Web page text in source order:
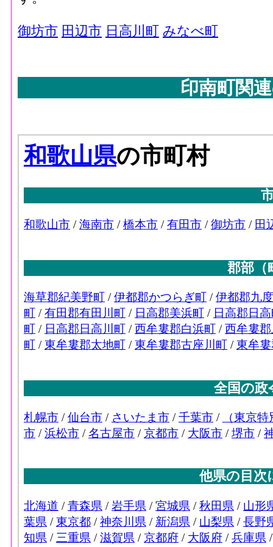
御坊市 田辺市 日高川町 みなべ町
印南町関